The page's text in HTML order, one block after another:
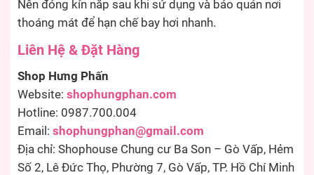
Nên đóng kín nắp sau khi sử dụng và bảo quản nơi
thoáng mát để hạn chế bay hơi nhanh.
Liên Hệ & Đặt Hàng
Shop Hưng Phấn
Website: shophungphan.com
Hotline: 0987.700.004
Email: shophungphan@gmail.com
Địa chỉ: Shophouse Chung cư Ba Son – Gò Vấp, Hẻm
Số 2, Lê Đức Thọ, Phường 7, Gò Vấp, TP. Hồ Chí Minh